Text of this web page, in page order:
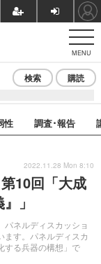
MENU
検索 購読
性 調査･報告
10回「大成
」
ネルディスカッショ
ます。パネルディスカ
する兵器の構想」で
2022.11.28 Mon 8:10